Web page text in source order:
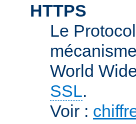
HTTPS
Le
World
SSL.
Voir :